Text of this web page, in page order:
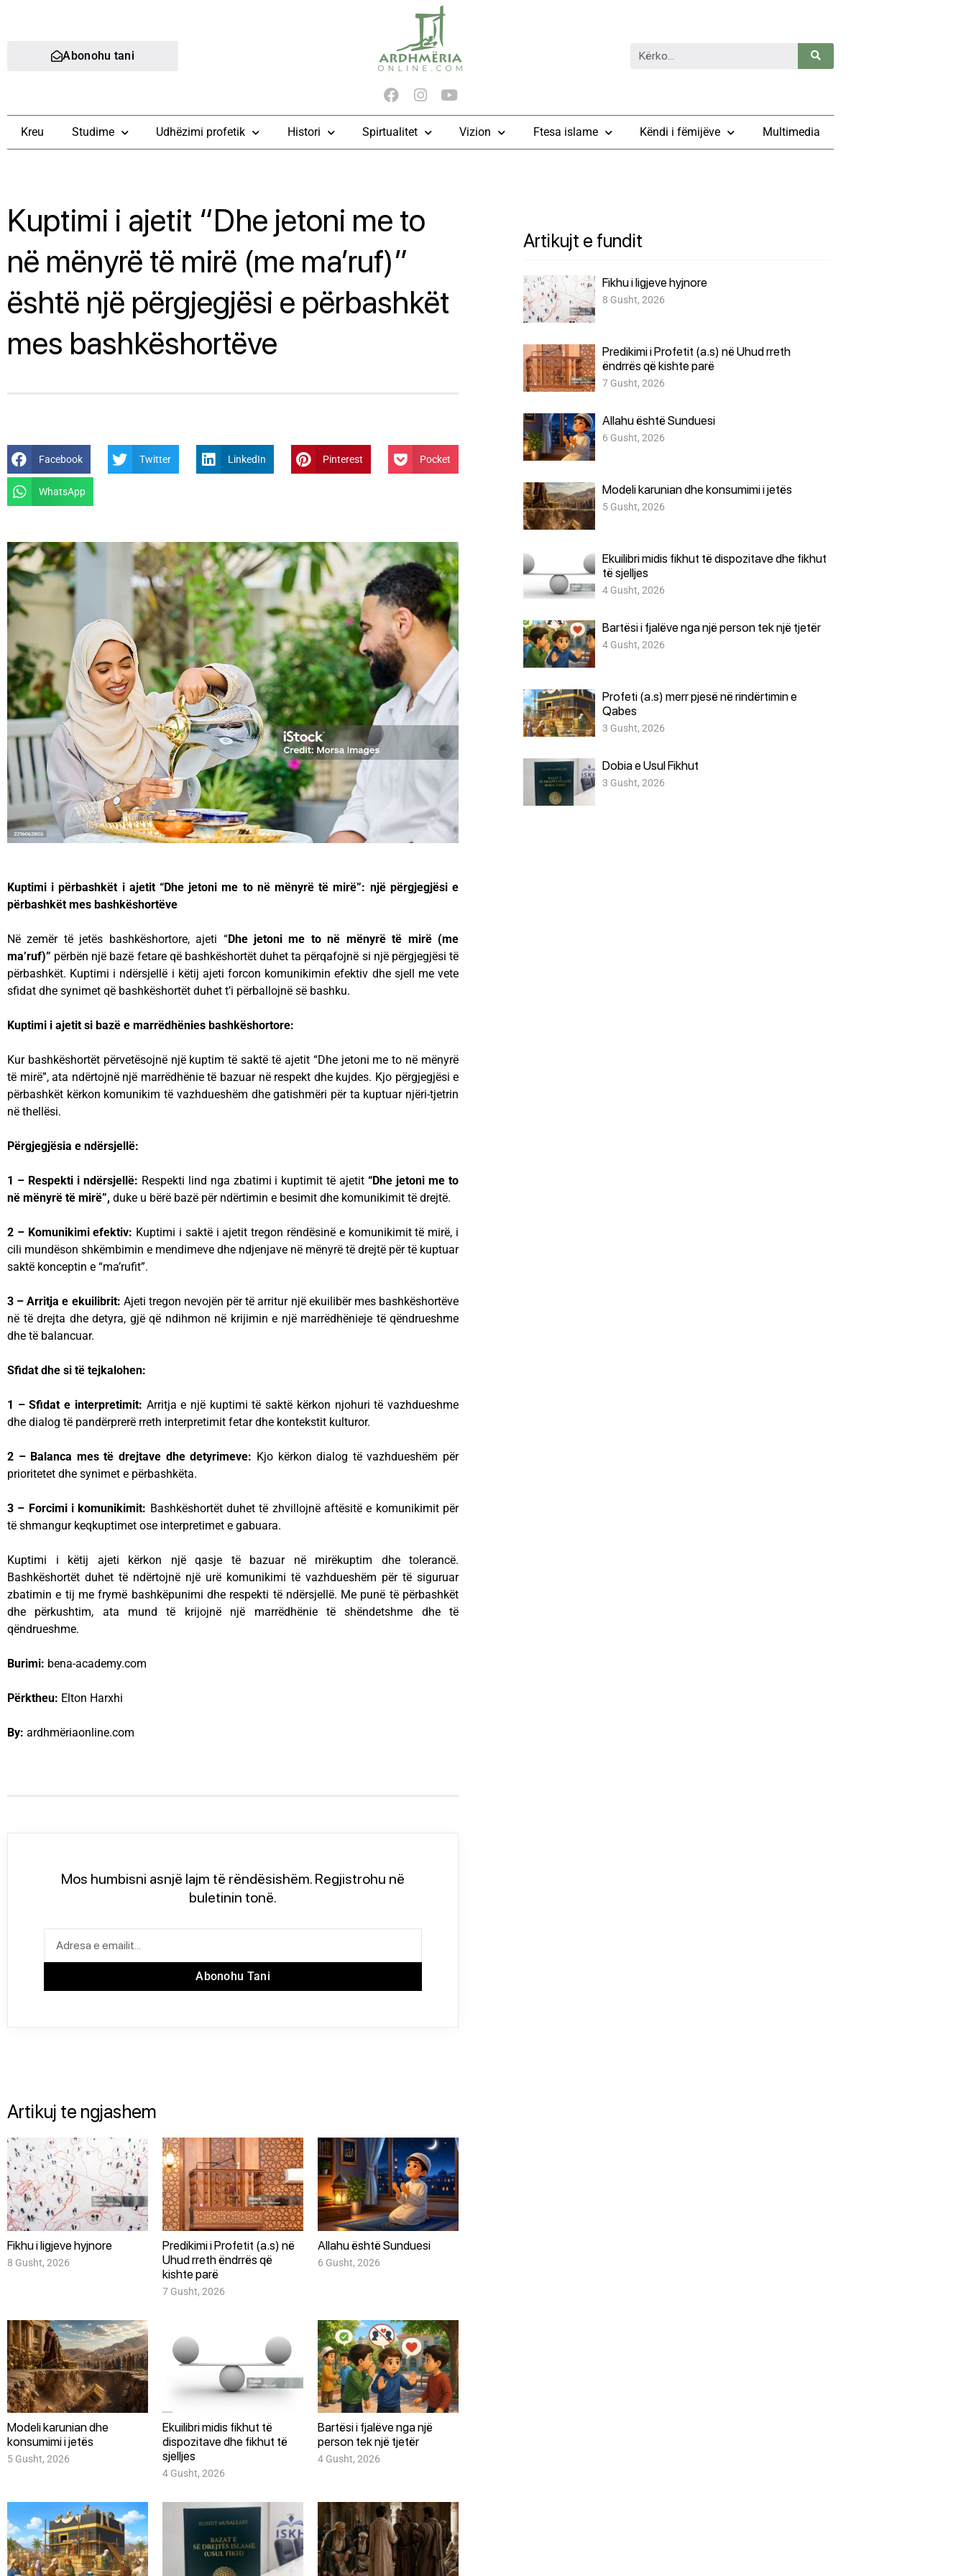
Abonohu tani
Kreu Studime Udhëzimi profetik Histori Spirtualitet Vizion Ftesa islame Këndi i fëmijëve Multimedia
Kuptimi i ajetit “Dhe jetoni me to
në mënyrë të mirë (me ma’ruf)”
është një përgjegjësi e përbashkët
mes bashkëshortëve
Facebook Twitter LinkedIn Pinterest Pocket
WhatsApp
Kuptimi i përbashkët i ajetit “Dhe jetoni me to në mënyrë të mirë”: një përgjegjësi e
përbashkët mes bashkëshortëve
Në zemër të jetës bashkëshortore, ajeti “Dhe jetoni me to në mënyrë të mirë (me
ma’ruf)” përbën një bazë fetare që bashkëshortët duhet ta përqafojnë si një përgjegjësi të
përbashkët. Kuptimi i ndërsjellë i këtij ajeti forcon komunikimin efektiv dhe sjell me vete
sfidat dhe synimet që bashkëshortët duhet t’i përballojnë së bashku.
Kuptimi i ajetit si bazë e marrëdhënies bashkëshortore:
Kur bashkëshortët përvetësojnë një kuptim të saktë të ajetit “Dhe jetoni me to në mënyrë
të mirë”, ata ndërtojnë një marrëdhënie të bazuar në respekt dhe kujdes. Kjo përgjegjësi e
përbashkët kërkon komunikim të vazhdueshëm dhe gatishmëri për ta kuptuar njëri-tjetrin
në thellësi.
Përgjegjësia e ndërsjellë:
1 – Respekti i ndërsjellë: Respekti lind nga zbatimi i kuptimit të ajetit“Dhe jetoni me to
në mënyrë të mirë”, duke u bërë bazë për ndërtimin e besimit dhe komunikimit të drejtë.
2 – Komunikimi efektiv: Kuptimi i saktë i ajetit tregon rëndësinë e komunikimit të mirë, i
cili mundëson shkëmbimin e mendimeve dhe ndjenjave në mënyrë të drejtë për të kuptuar
saktë konceptin e “ma’rufit”.
3 – Arritja e ekuilibrit: Ajeti tregon nevojën për të arritur një ekuilibër mes bashkëshortëve
në të drejta dhe detyra, gjë që ndihmon në krijimin e një marrëdhënieje të qëndrueshme
dhe të balancuar.
Sfidat dhe si të tejkalohen:
1 – Sfidat e interpretimit: Arritja e një kuptimi të saktë kërkon njohuri të vazhdueshme
dhe dialog të pandërprerë rreth interpretimit fetar dhe kontekstit kulturor.
2 – Balanca mes të drejtave dhe detyrimeve: Kjo kërkon dialog të vazhdueshëm për
prioritetet dhe synimet e përbashkëta.
3 – Forcimi i komunikimit: Bashkëshortët duhet të zhvillojnë aftësitë e komunikimit për
të shmangur keqkuptimet ose interpretimet e gabuara.
Kuptimi i këtij ajeti kërkon një qasje të bazuar në mirëkuptim dhe tolerancë.
Bashkëshortët duhet të ndërtojnë një urë komunikimi të vazhdueshëm për të siguruar
zbatimin e tij me frymë bashkëpunimi dhe respekti të ndërsjellë. Me punë të përbashkët
dhe përkushtim, ata mund të krijojnë një marrëdhënie të shëndetshme dhe të
qëndrueshme.
Burimi: bena-academy.com
Përktheu: Elton Harxhi
By: ardhmëriaonline.com
Mos humbisni asnjë lajm të rëndësishëm. Regjistrohu në
buletinin tonë.
Abonohu Tani
Artikuj te ngjashem
Fikhu i ligjeve hyjnore
8 Gusht, 2026
Predikimi i Profetit (a.s) në
Uhud rreth ëndrrës që
kishte parë
7 Gusht, 2026
Allahu është Sunduesi
6 Gusht, 2026
Modeli karunian dhe
konsumimi i jetës
5 Gusht, 2026
Ekuilibri midis fikhut të
dispozitave dhe fikhut të
sjelljes
4 Gusht, 2026
Bartësi i fjalëve nga një
person tek një tjetër
4 Gusht, 2026
Artikujt e fundit
Fikhu i ligjeve hyjnore
8 Gusht, 2026
Predikimi i Profetit (a.s) në Uhud rreth
ëndrrës që kishte parë
7 Gusht, 2026
Allahu është Sunduesi
6 Gusht, 2026
Modeli karunian dhe konsumimi i jetës
5 Gusht, 2026
Ekuilibri midis fikhut të dispozitave dhe fikhut
të sjelljes
4 Gusht, 2026
Bartësi i fjalëve nga një person tek një tjetër
4 Gusht, 2026
Profeti (a.s) merr pjesë në rindërtimin e
Qabes
3 Gusht, 2026
Dobia e Usul Fikhut
3 Gusht, 2026